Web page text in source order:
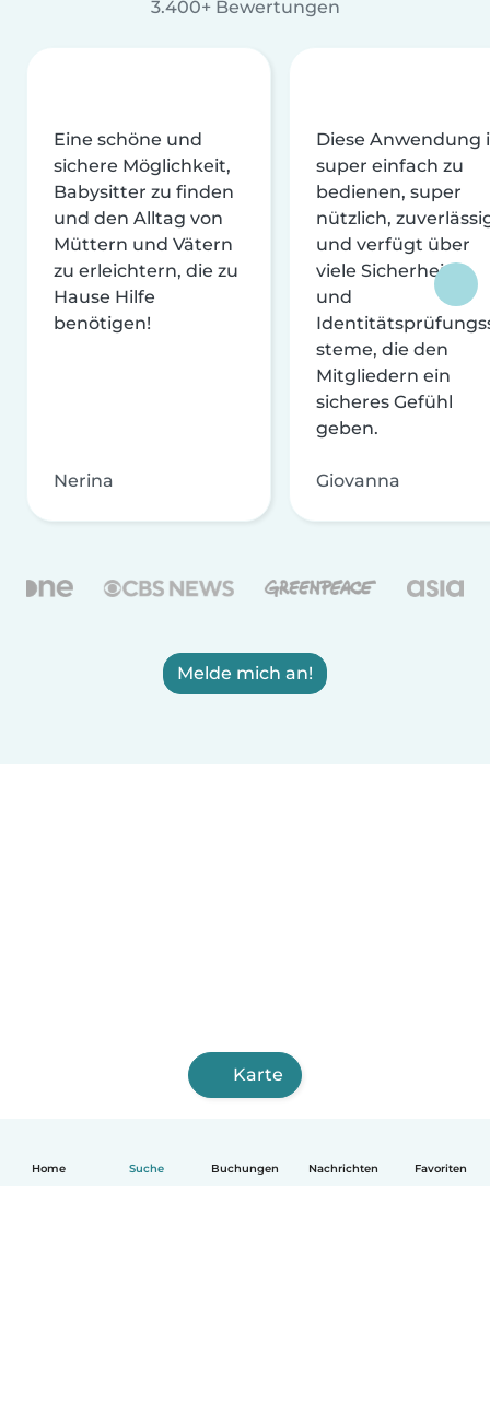
Home Suche Buchungen Nachrichten Favoriten
3.400+ Bewertungen
Eine schöne und
sichere Möglichkeit,
Babysitter zu finden
und den Alltag von
Müttern und Vätern
zu erleichtern, die zu
Hause Hilfe
benötigen!
Nerina
Diese Anwendung
super einfach zu
bedienen, super
nützlich,
und verfügt über
viele Sicherheits-
und
steme, die den
Mitgliedern ein
sicheres Gefühl
geben.
Giovanna
Melde mich an!
Karte